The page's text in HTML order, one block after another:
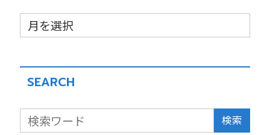
SEARCH
検索